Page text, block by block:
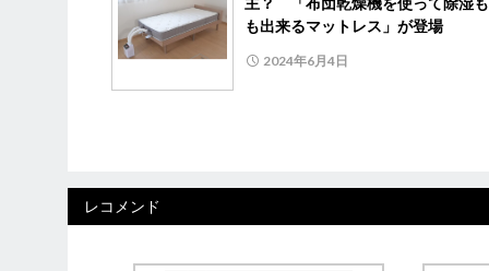
も出来るマットレス」が登場
2024年6月4日
レコメンド